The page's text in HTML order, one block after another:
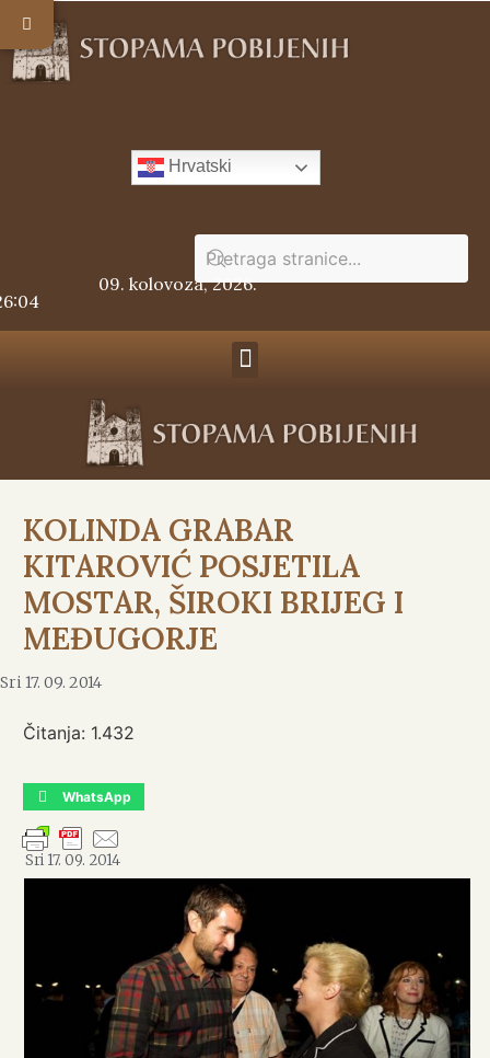
Hrvatski
09. kolovoza, 2026.
KOLINDA GRABAR
KITAROVIĆ POSJETILA
MOSTAR, ŠIROKI BRIJEG I
MEĐUGORJE
Sri 17. 09. 2014
Čitanja: 1.432
WhatsApp
Sri 17. 09. 2014